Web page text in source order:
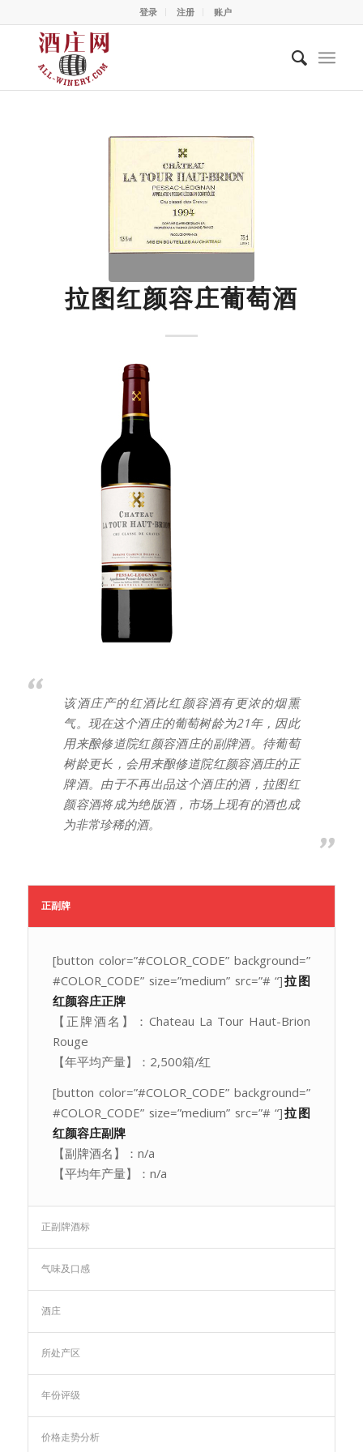
登录 注册 账户
拉图红颜容庄葡萄酒
该酒庄产的红酒比红颜容酒有更浓的烟熏
气。现在这个酒庄的葡萄树龄为21年，因此
用来酿修道院红颜容酒庄的副牌酒。待葡萄
树龄更长，会用来酿修道院红颜容酒庄的正
牌酒。由于不再出品这个酒庄的酒，拉图红
颜容酒将成为绝版酒，市场上现有的酒也成
为非常珍稀的酒。
正副牌
[button color=”#COLOR_CODE” background=”
#COLOR_CODE” size=”medium” src=”# “]拉图
红颜容庄正牌
【正牌酒名】：Chateau La Tour Haut-Brion
Rouge
【年平均产量】：2,500箱/红
[button color=”#COLOR_CODE” background=”
#COLOR_CODE” size=”medium” src=”# “]拉图
红颜容庄副牌
【副牌酒名】：n/a
【平均年产量】：n/a
正副牌酒标
气味及口感
酒庄
所处产区
年份评级
价格走势分析